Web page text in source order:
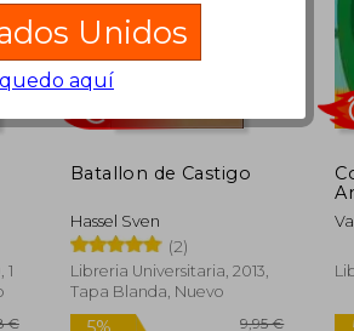
10,95 €
1
Batallon de Castigo
Hassel Sven
(2)
Libreria Universitaria, 2013,
Tapa Blanda, Nuevo
Unidos
aquí